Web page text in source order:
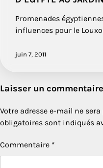
Promenades
influences pour le
juin 7, 2011
Laisser un commentaire
Votre adresse e-mail ne sera
obligatoires sont indiqués
Commentaire *